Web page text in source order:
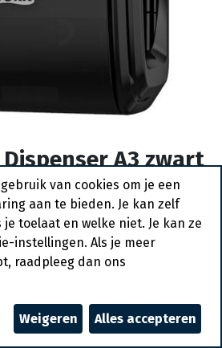
Dispenser A3 zwart
aan
van cookies om je een
aan te bieden. Je kan zelf
je toelaat en welke niet. Je kan ze
instellingen. Als je meer
raadpleeg dan ons
Weigeren Alles accepteren